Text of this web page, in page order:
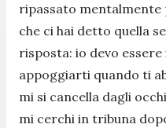
ripassato
che ci hai detto quella
risposta: io devo
appoggiarti quando ti
mi si cancella dagli
mi cerchi in tribuna